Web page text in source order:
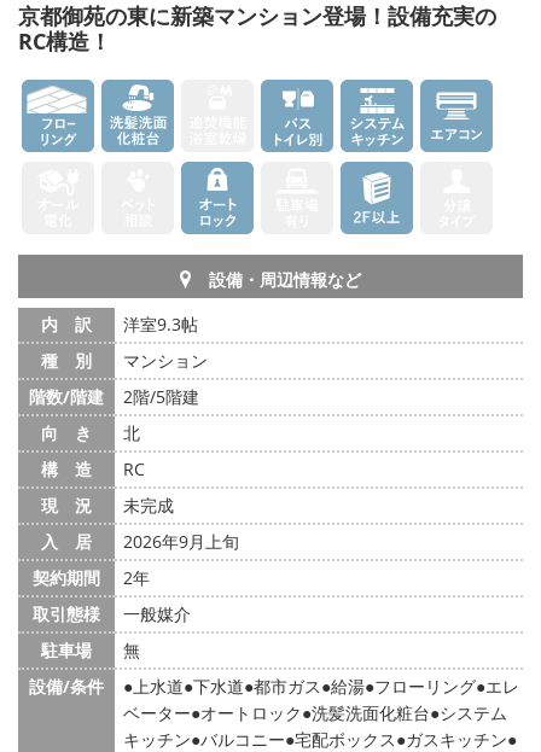
京都御苑の東に新築マンション登場！設備充実の
RC構造！
設備・周辺情報など
内 訳
洋室9.3帖
種 別
マンション
階数/階建
2階/5階建
向 き
北
構 造
RC
現 況
未完成
入 居
2026年9月上旬
契約期間
2年
取引態様
一般媒介
駐車場
無
設備/条件
上水道 下水道 都市ガス 給湯 フローリング エレ
ベーター オートロック 洗髪洗面化粧台 システム
キッチン バルコニー 宅配ボックス ガスキッチン